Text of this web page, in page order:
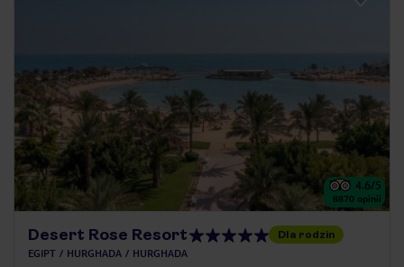
4.6/5
8870 opinii
Desert Rose Resort Dla rodzin
EGIPT HURGHADA HURGHADA